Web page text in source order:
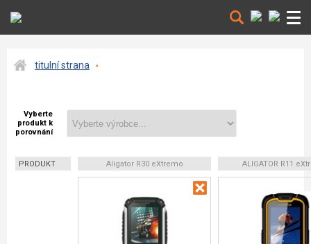
titulní strana
Vyberte
produkt k
porovnání
PRODUKT Aligator R30 eXtremo ALIGATOR R11